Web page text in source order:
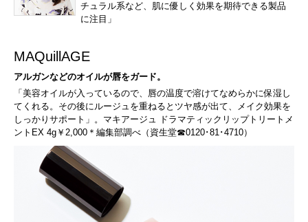
チュラル系など、肌に優しく効果を期待できる製品
に注目」
MAQuillAGE
アルガンなどのオイルが唇をガード。
「美容オイルが入っているので、唇の温度で溶けてなめらかに保湿し
てくれる。その後にルージュを重ねるとツヤ感が出て、メイク効果を
しっかりサポート」。マキアージュ ドラマティックリップトリートメ
ントEX 4g￥2,000＊編集部調べ（資生堂☎0120･81･4710）